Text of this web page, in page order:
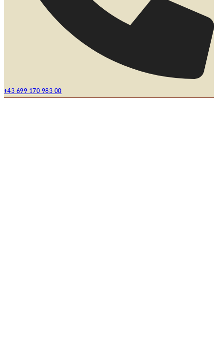
+43 699 170 983 00